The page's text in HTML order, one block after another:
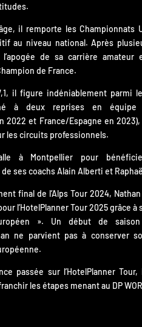
il remporte les Championnats
au niveau national. Après
de sa carrière
de France.
il figure indéniablement parmi
à deux reprises en équipe
2022 et France/Espagne en
les circuits professionnels.
à Montpellier pour
ses coachs Alain Alberti et
final de l’Alps Tour 2024,
l’HotelPlanner Tour 2025 grâce à
». Un début de
ne parvient pas à conserver
passée sur l’HotelPlanner
les étapes menant au DP